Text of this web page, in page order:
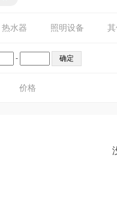
热水器 照明设备
-
价格